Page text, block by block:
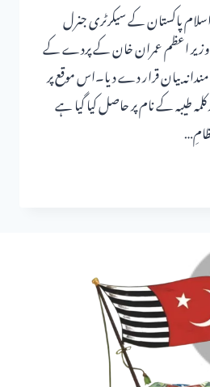
پاکستان کے سیکرٹری جنرل
وزیر اعظم عمران خان کے پردے کے
بیان قرار دے دیا۔اس موقع پر
طیبہ کے نام پر حاصل کیا گیا ہے